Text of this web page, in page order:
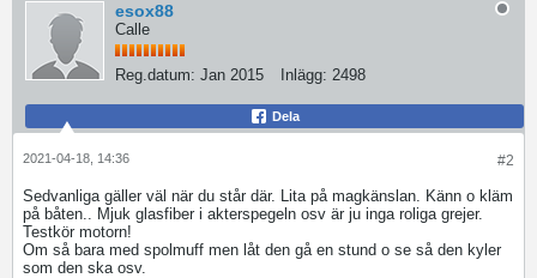
esox88
Calle
Reg.datum: Jan 2015 Inlägg: 2498
Dela
#2
2021-04-18, 14:36
Sedvanliga gäller väl när du står där. Lita på magkänslan. Känn o kläm
på båten.. Mjuk glasfiber i akterspegeln osv är ju inga roliga grejer.
Testkör motorn!
Om så bara med spolmuff men låt den gå en stund o se så den kyler
som den ska osv.